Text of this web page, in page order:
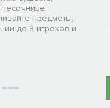
предметы,
до 8 игроков и